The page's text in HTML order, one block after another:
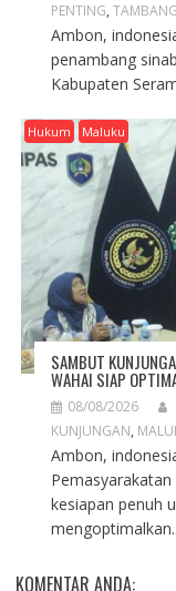
PENTING,
Ambon,
penambang
Kabupaten
Hukum Maluku
SAMBUT
WAHAI SIAP
08/08/2026
KUNJUNGAN,
Ambon,
kesiapan penuh
KOMENTAR ANDA: